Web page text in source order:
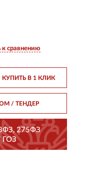
сравнению
КУПИТЬ В 1 КЛИК
/ ТЕНДЕР
275ФЗ
ГОЗ